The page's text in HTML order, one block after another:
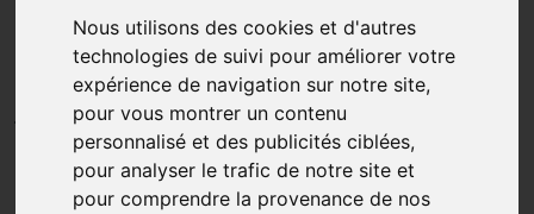
Nous utilisons des cookies et d'autres
technologies de suivi pour améliorer votre
expérience de navigation sur notre site,
pour vous montrer un contenu
personnalisé et des publicités ciblées,
pour analyser le trafic de notre site et
pour comprendre la provenance de nos
Eucerin Urearepair Gel Lavant
5% Urée 400ml
EUCERIN
%